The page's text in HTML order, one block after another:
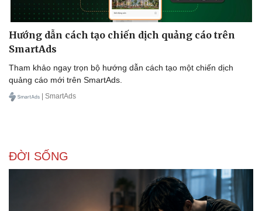
Hướng dẫn cách tạo chiến dịch quảng cáo trên
SmartAds
Tham khảo ngay trọn bộ hướng dẫn cách tạo một chiến dịch
quảng cáo mới trên SmartAds.
| SmartAds
ĐỜI SỐNG